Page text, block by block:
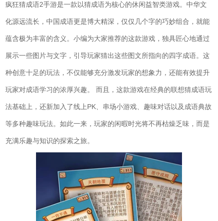
疯狂猜成语2手游是一款以猜成语为核心的休闲益智类游戏。中华文
化源远流长，中国成语更是博大精深，仅仅几个字的巧妙组合，就能
蕴含极为丰富的含义。小编为大家推荐的这款游戏，独具匠心地通过
展示一些图片与文字，引导玩家猜出这些图文所指向的四字成语。这
种创意十足的玩法，不仅能够充分激发玩家的想象力，还能有效提升
玩家对成语学习的浓厚兴趣。 而且，这款游戏在经典的联想猜成语玩
法基础上，还新加入了线上PK、串场小游戏、趣味对话以及成语典故
等多种趣味玩法。如此一来，玩家的闲暇时光将不再枯燥乏味，而是
充满乐趣与知识的探索之旅。